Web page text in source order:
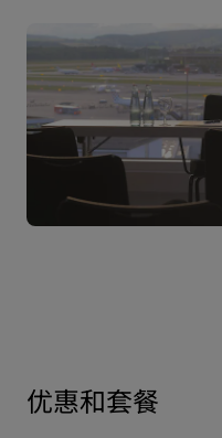
优惠和套餐